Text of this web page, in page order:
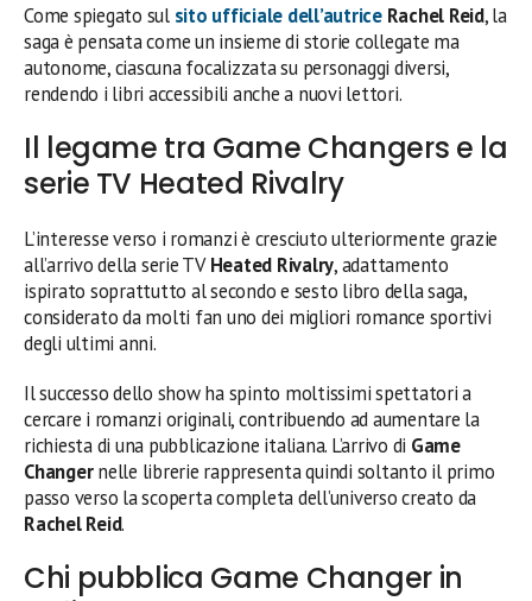
Come spiegato sul sito ufficiale dell’autrice Rachel Reid, la
saga è pensata come un insieme di storie collegate ma
autonome, ciascuna focalizzata su personaggi diversi,
rendendo i libri accessibili anche a nuovi lettori.
Il legame tra Game Changers e la
serie TV Heated Rivalry
L’interesse verso i romanzi è cresciuto ulteriormente grazie
all’arrivo della serie TVHeated Rivalry, adattamento
ispirato soprattutto al secondo e sesto libro della saga,
considerato da molti fan uno dei migliori romance sportivi
degli ultimi anni.
Il successo dello show ha spinto moltissimi spettatori a
cercare i romanzi originali, contribuendo ad aumentare la
richiesta di una pubblicazione italiana. L’arrivo di Game
Changernelle librerie rappresenta quindi soltanto il primo
passo verso la scoperta completa dell’universo creato da
Rachel Reid.
Chi pubblica Game Changer in